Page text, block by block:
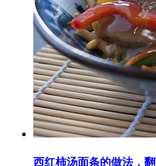
西红柿汤面条的做法，